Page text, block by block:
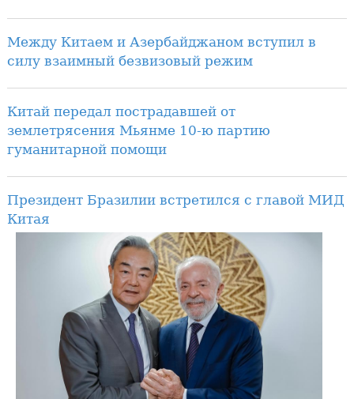
Между Китаем и Азербайджаном вступил в
силу взаимный безвизовый режим
Китай передал пострадавшей от
землетрясения Мьянме 10-ю партию
гуманитарной помощи
Президент Бразилии встретился с главой МИД
Китая